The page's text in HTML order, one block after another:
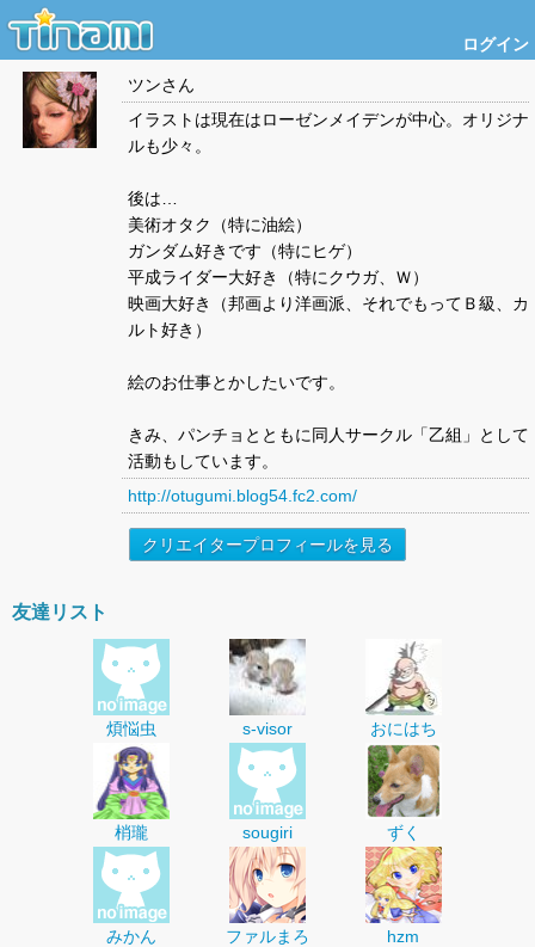
ログイン
ツンさん
イラストは現在はローゼンメイデンが中心。オリジナ
ルも少々。
後は…
美術オタク（特に油絵）
ガンダム好きです（特にヒゲ）
平成ライダー大好き（特にクウガ、Ｗ）
映画大好き（邦画より洋画派、それでもってＢ級、カ
ルト好き）
絵のお仕事とかしたいです。
きみ、パンチョとともに同人サークル「乙組」として
活動もしています。
http://otugumi.blog54.fc2.com/
クリエイタープロフィールを見る
友達リスト
煩悩虫 s-visor おにはち
梢瓏 sougiri ずく
みかん ファルまろ hzm